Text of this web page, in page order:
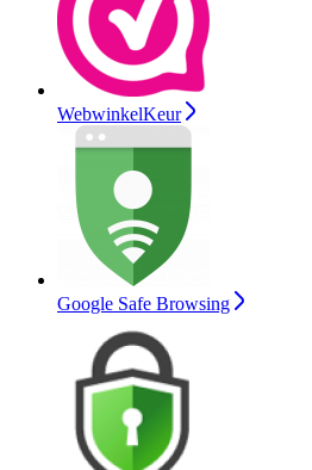
WebwinkelKeur
Google Safe Browsing